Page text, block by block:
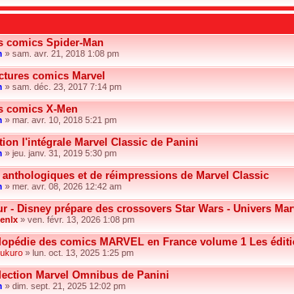
comics Spider-Man
» sam. avr. 21, 2018 1:08 pm
comics Marvel
» sam. déc. 23, 2017 7:14 pm
comics X-Men
» mar. avr. 10, 2018 5:21 pm
l'intégrale Marvel Classic de Panini
» jeu. janv. 31, 2019 5:30 pm
anthologiques et de réimpressions de Marvel Classic
» mer. avr. 08, 2026 12:42 am
- Disney prépare des crossovers Star Wars - Univers
» ven. févr. 13, 2026 1:08 pm
des comics MARVEL en France volume 1 Les
» lun. oct. 13, 2025 1:25 pm
Marvel Omnibus de Panini
» dim. sept. 21, 2025 12:02 pm